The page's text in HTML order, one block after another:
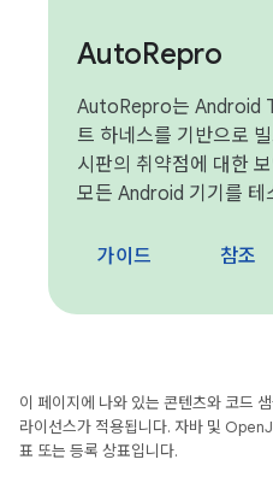
AutoRepro
AutoRepro는 Android
트 하네스를 기반으로
시판의 취약점에 대한
모든 Android 기기를 테
가이드 참조
이 페이지에 나와 있는 콘텐츠와 코드
라이선스가 적용됩니다. 자바 및
표 또는 등록 상표입니다.